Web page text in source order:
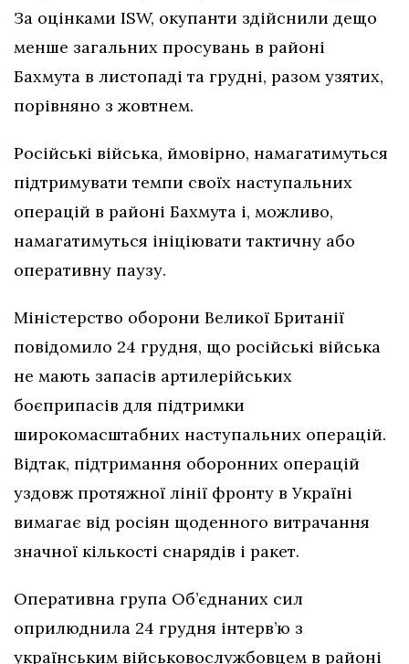
За оцінками ISW, окупанти здійснили дещо
менше загальних просувань в районі
Бахмута в листопаді та грудні, разом узятих,
порівняно з жовтнем.
Російські війська, ймовірно, намагатимуться
підтримувати темпи своїх наступальних
операцій в районі Бахмута і, можливо,
намагатимуться ініціювати тактичну або
оперативну паузу.
Міністерство оборони Великої Британії
повідомило 24 грудня, що російські війська
не мають запасів артилерійських
боєприпасів для підтримки
широкомасштабних наступальних операцій.
Відтак, підтримання оборонних операцій
уздовж протяжної лінії фронту в Україні
вимагає від росіян щоденного витрачання
значної кількості снарядів і ракет.
Оперативна група Об’єднаних сил
оприлюднила 24 грудня інтерв’ю з
українським військовослужбовцем в районі